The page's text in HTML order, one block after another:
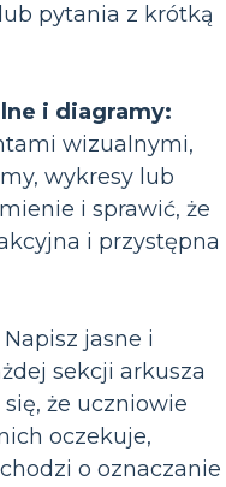
pytania z krótką
i diagramy:
wizualnymi,
wykresy lub
i sprawić, że
i przystępna
Napisz jasne i
sekcji arkusza
że uczniowie
oczekuje,
o oznaczanie